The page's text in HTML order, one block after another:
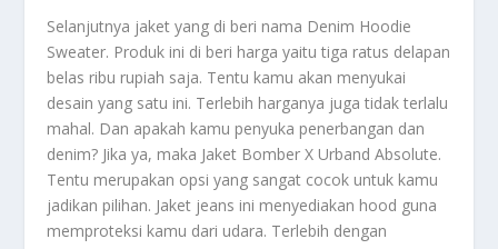
Selanjutnya jaket yang di beri nama Denim Hoodie
Sweater. Produk ini di beri harga yaitu tiga ratus delapan
belas ribu rupiah saja. Tentu kamu akan menyukai
desain yang satu ini. Terlebih harganya juga tidak terlalu
mahal. Dan apakah kamu penyuka penerbangan dan
denim? Jika ya, maka Jaket Bomber X Urband Absolute.
Tentu merupakan opsi yang sangat cocok untuk kamu
jadikan pilihan. Jaket jeans ini menyediakan hood guna
memproteksi kamu dari udara. Terlebih dengan